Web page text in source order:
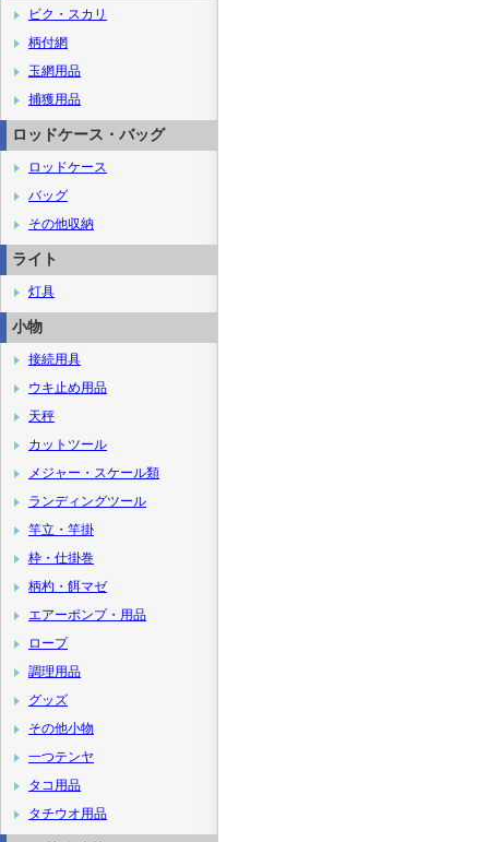
ビク・スカリ
柄付網
玉網用品
捕獲用品
ロッドケース・バッグ
ロッドケース
バッグ
その他収納
ライト
灯具
小物
接続用具
ウキ止め用品
天秤
カットツール
メジャー・スケール類
ランディングツール
竿立・竿掛
枠・仕掛巻
柄杓・餌マゼ
エアーポンプ・用品
ロープ
調理用品
グッズ
その他小物
一つテンヤ
タコ用品
タチウオ用品